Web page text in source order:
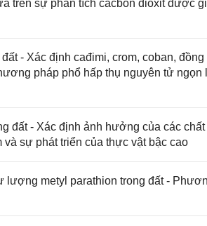
trên sự phân tích cacbon dioxit được
- Xác định cađimi, crom, coban, đồng
pháp phổ hấp thụ nguyên tử ngọn
đất - Xác định ảnh hưởng của các chất
sự phát triển của thực vật bậc cao
lượng metyl parathion trong đất -